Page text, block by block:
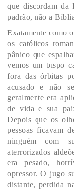
que discordam da
padrão, não a
Exatamente como
os católicos
pânico que
vemos um bispo
fora das órbitas
acusado e não
geralmente era
de vida e sua
Depois que os
pessoas ficavam
ninguém com
aterrorizados
era pesado,
opressor. O jugo
distante, perdida